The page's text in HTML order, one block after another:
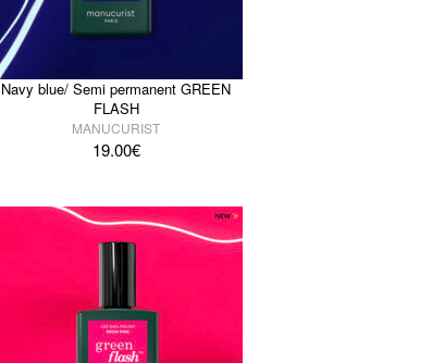
Navy blue/ Semi permanent GREEN
FLASH
MANUCURIST
19.00€